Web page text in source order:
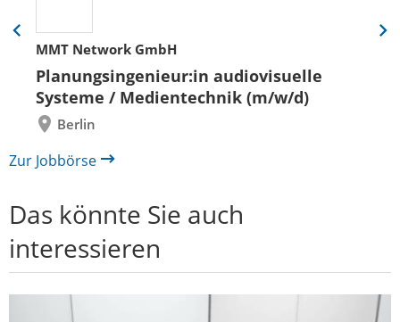
MMT Network GmbH
Planungsingenieur:in audiovisuelle
Systeme / Medientechnik (m/w/d)
Berlin
Eine
Folie
zurück
Eine
Zur Jobbörse
Das könnte Sie auch
interessieren